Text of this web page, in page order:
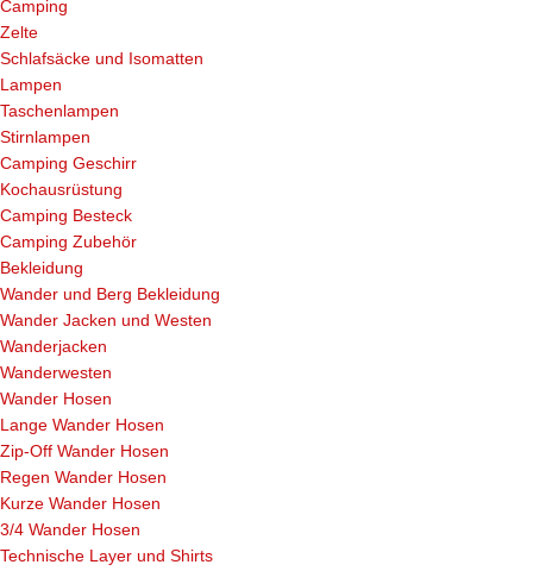
Camping
Zelte
Schlafsäcke und Isomatten
Lampen
Taschenlampen
Stirnlampen
Camping Geschirr
Kochausrüstung
Camping Besteck
Camping Zubehör
Bekleidung
Wander und Berg Bekleidung
Wander Jacken und Westen
Wanderjacken
Wanderwesten
Wander Hosen
Lange Wander Hosen
Zip-Off Wander Hosen
Regen Wander Hosen
Kurze Wander Hosen
3/4 Wander Hosen
Technische Layer und Shirts